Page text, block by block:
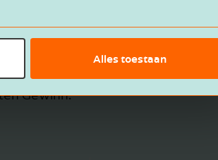
Alles toestaan
Gewinn.